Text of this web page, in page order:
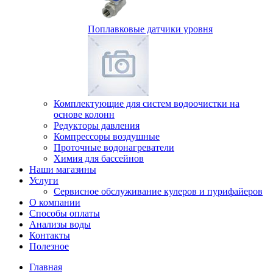
Поплавковые датчики уровня
Комплектующие для систем водоочистки на
основе колонн
Редукторы давления
Компрессоры воздушные
Проточные водонагреватели
Химия для бассейнов
Наши магазины
Услуги
Сервисное обслуживание кулеров и пурифайеров
О компании
Способы оплаты
Анализы воды
Контакты
Полезное
Главная